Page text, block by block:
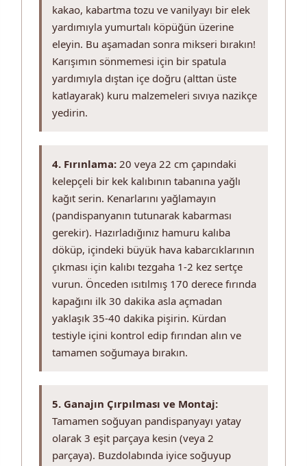
kakao, kabartma tozu ve vanilyayı bir elek
yardımıyla yumurtalı köpüğün üzerine
eleyin. Bu aşamadan sonra mikseri bırakın!
Karışımın sönmemesi için bir spatula
yardımıyla dıştan içe doğru (alttan üste
katlayarak) kuru malzemeleri sıvıya nazikçe
yedirin.
4. Fırınlama: 20 veya 22 cm çapındaki
kelepçeli bir kek kalıbının tabanına yağlı
kağıt serin. Kenarlarını yağlamayın
(pandispanyanın tutunarak kabarması
gerekir). Hazırladığınız hamuru kalıba
döküp, içindeki büyük hava kabarcıklarının
çıkması için kalıbı tezgaha 1-2 kez sertçe
vurun. Önceden ısıtılmış 170 derece fırında
kapağını ilk 30 dakika asla açmadan
yaklaşık 35-40 dakika pişirin. Kürdan
testiyle içini kontrol edip fırından alın ve
tamamen soğumaya bırakın.
5. Ganajın Çırpılması ve Montaj:
Tamamen soğuyan pandispanyayı yatay
olarak 3 eşit parçaya kesin (veya 2
parçaya). Buzdolabında iyice soğuyup